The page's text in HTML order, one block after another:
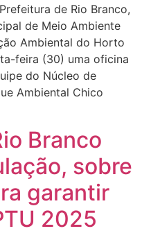
de Rio Branco,
de Meio Ambiente
Ambiental do Horto
feira (30) uma oficina
do Núcleo de
Ambiental Chico
Branco
sobre
garantir
2025